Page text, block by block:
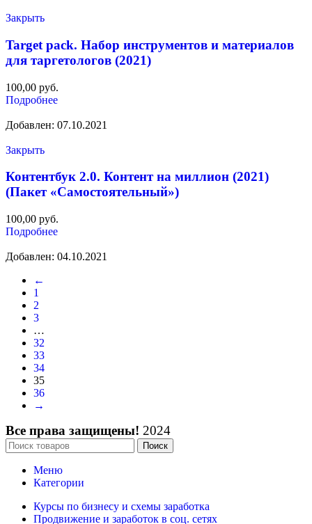
Закрыть
Target pack. Набор инструментов и материалов
для таргетологов (2021)
100,00 руб.
Подробнее
Добавлен: 07.10.2021
Закрыть
Контентбук 2.0. Контент на миллион (2021)
(Пакет «Самостоятельный»)
100,00 руб.
Подробнее
Добавлен: 04.10.2021
←
1
2
3
…
32
33
34
35
36
→
Все права защищены! 2024
Поиск
Меню
Категории
Курсы по бизнесу и схемы заработка
Продвижение и заработок в соц. сетях